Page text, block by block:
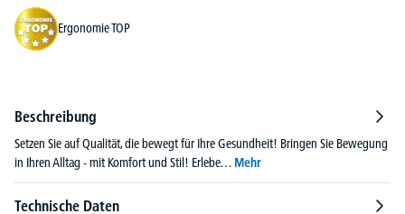
Ergonomie TOP
Beschreibung
Setzen Sie auf Qualität, die bewegt für Ihre Gesundheit! Bringen Sie Bewegung
in Ihren Alltag - mit Komfort und Stil! Erlebe… Mehr
Technische Daten